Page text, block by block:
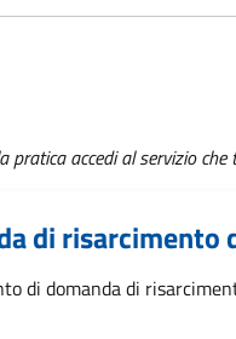
pratica accedi al servizio che
di risarcimento
di domanda di